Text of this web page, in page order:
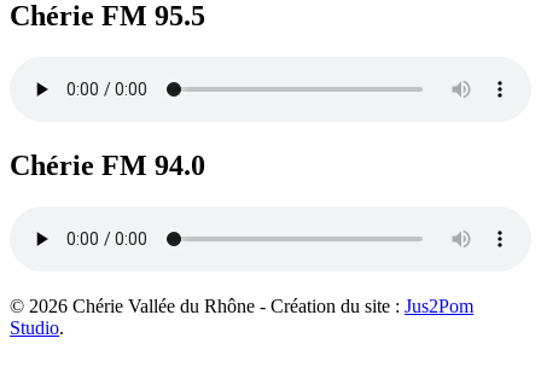
Chérie FM 95.5
Chérie FM 94.0
© 2026 Chérie Vallée du Rhône - Création du site : Jus2Pom
Studio.